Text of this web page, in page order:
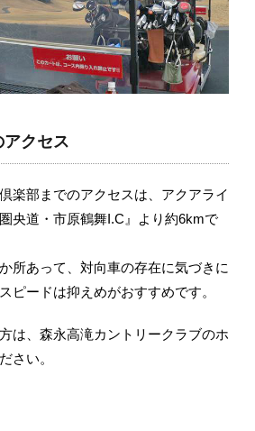
アクセス
楽部までのアクセスは、アクアライ
央道・市原鶴舞I.C』より約6kmで
所あって、対向車の存在に気づきに
ピードは抑えめがおすすめです。
は、森永高滝カントリークラブのホ
さい。